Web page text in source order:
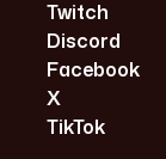
Twitch
Discord
Facebook
X
TikTok